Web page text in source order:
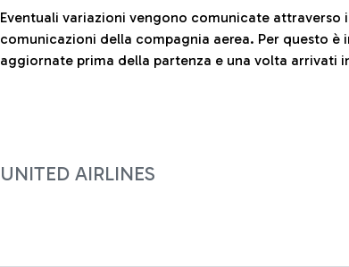
Eventuali variazioni vengono comunicate
comunicazioni della compagnia aerea. Per questo
aggiornate prima della partenza e una volta arrivati
UNITED AIRLINES